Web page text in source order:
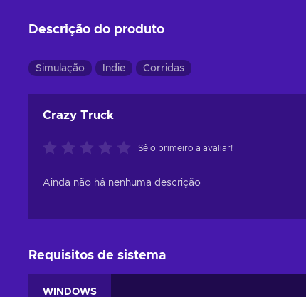
Descrição do produto
Simulação Indie Corridas
Crazy Truck
Sê o primeiro a avaliar!
Ainda não há nenhuma descrição
Requisitos de sistema
WINDOWS